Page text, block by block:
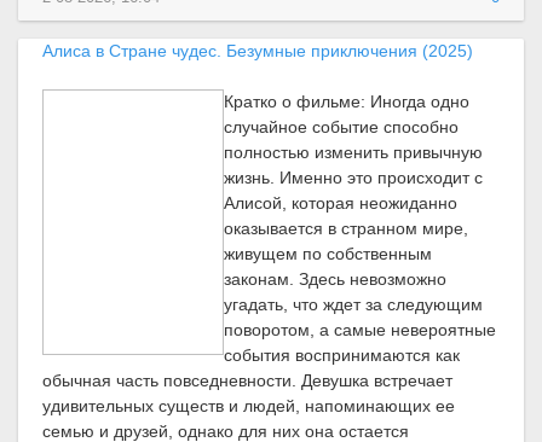
Алиса в Стране чудес. Безумные приключения (2025)
Кратко о фильме: Иногда одно
случайное событие способно
полностью изменить привычную
жизнь. Именно это происходит с
Алисой, которая неожиданно
оказывается в странном мире,
живущем по собственным
законам. Здесь невозможно
угадать, что ждет за следующим
поворотом, а самые невероятные
события воспринимаются как
обычная часть повседневности. Девушка встречает
удивительных существ и людей, напоминающих ее
семью и друзей, однако для них она остается